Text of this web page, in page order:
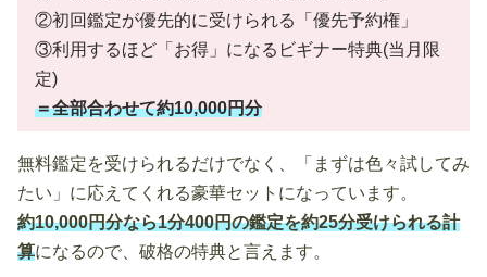
②初回鑑定が優先的に受けられる「優先予約権」
③利用するほど「お得」になるビギナー特典(当月限
定)
＝全部合わせて約10,000円分
無料鑑定を受けられるだけでなく、「まずは色々試してみ
たい」に応えてくれる豪華セットになっています。
約10,000円分なら1分400円の鑑定を約25分受けられる計
算になるので、破格の特典と言えます。